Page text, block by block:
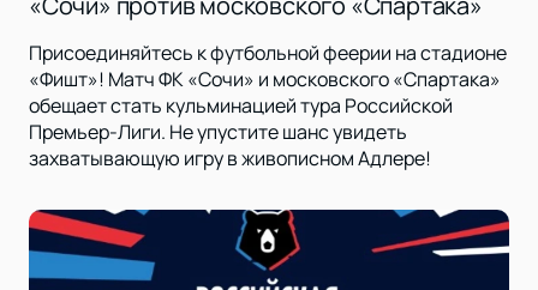
Присоединяйтесь к футбольной феерии на стадионе
«Фишт»! Матч ФК «Сочи» и московского «Спартака»
обещает стать кульминацией тура Российской
Премьер-Лиги. Не упустите шанс увидеть
захватывающую игру в живописном Адлере!